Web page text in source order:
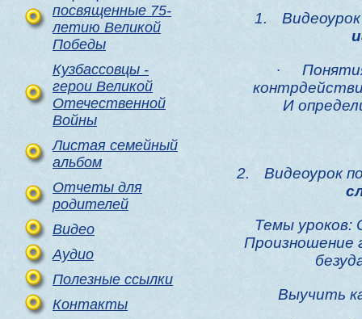
посвященные 75-
летию Великой
Победы
Кузбассовцы -
герои Великой
Отечественной
Войны
Листая семейный
альбом
Отчеты для
родителей
Видео
Аудио
Полезные ссылки
Контакты
1.
·
И
2.
Видеоурок
Темы уроков:
Произношение
Выучить